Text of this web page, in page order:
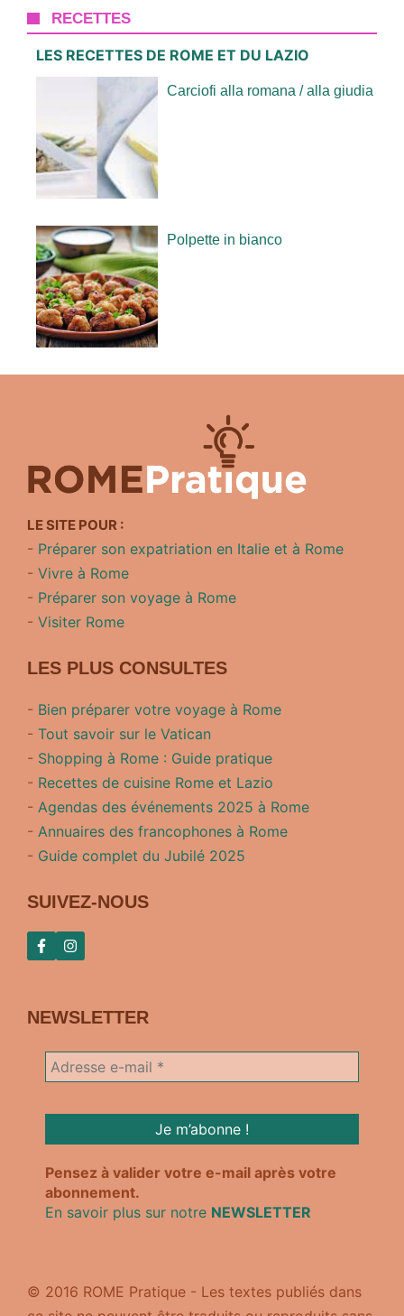
RECETTES
LES RECETTES DE ROME ET DU LAZIO
Carciofi alla romana / alla giudia
Polpette in bianco
LE SITE POUR :
- Préparer son expatriation en Italie et à Rome
- Vivre à Rome
- Préparer son voyage à Rome
- Visiter Rome
LES PLUS CONSULTES
- Bien préparer votre voyage à Rome
- Tout savoir sur le Vatican
- Shopping à Rome : Guide pratique
- Recettes de cuisine Rome et Lazio
- Agendas des événements 2025 à Rome
- Annuaires des francophones à Rome
- Guide complet du Jubilé 2025
SUIVEZ-NOUS
NEWSLETTER
Pensez à valider votre e-mail après votre
abonnement.
En savoir plus sur notre NEWSLETTER
© 2016 ROME Pratique - Les textes publiés dans